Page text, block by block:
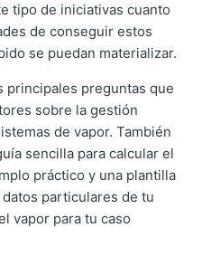
tipo de iniciativas cuanto
de conseguir estos
se puedan materializar.
principales preguntas que
sobre la gestión
de vapor. También
sencilla para calcular el
práctico y una plantilla
particulares de tu
vapor para tu caso